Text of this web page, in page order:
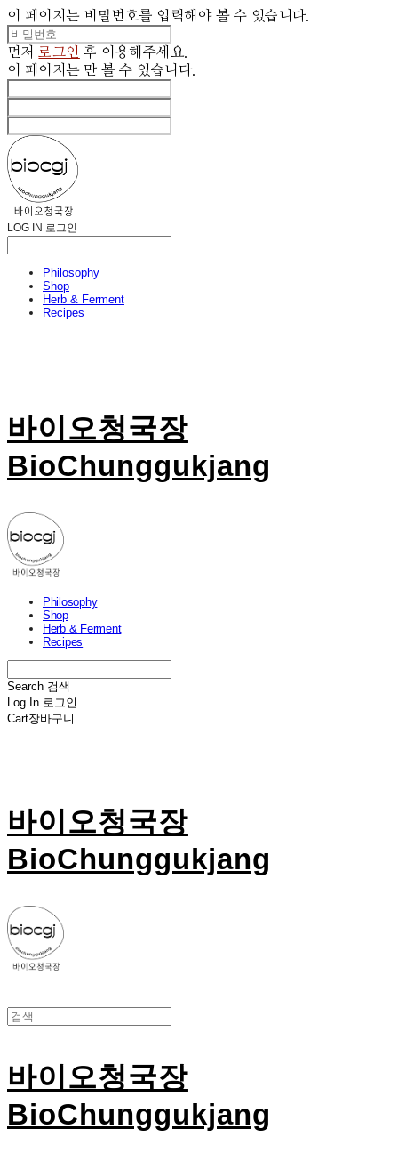
이 페이지는 비밀번호를 입력해야 볼 수 있습니다.
먼저 로그인 후 이용해주세요.
이 페이지는만 볼 수 있습니다.
LOG IN 로그인
Philosophy
Shop
Herb & Ferment
Recipes
바이오청국장
BioChunggukjang
Philosophy
Shop
Herb & Ferment
Recipes
Search 검색
Log In 로그인
Cart장바구니
바이오청국장
BioChunggukjang
바이오청국장
BioChunggukjang